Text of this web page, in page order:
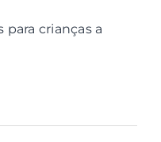
para crianças a